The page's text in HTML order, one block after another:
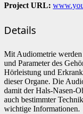
Project URL:
Details
Mit Audiometrie werden
und Parameter des
Hörleistung und
dieser Organe. Die
damit der Hals-Nasen-
auch bestimmter
wichtige Informationen.